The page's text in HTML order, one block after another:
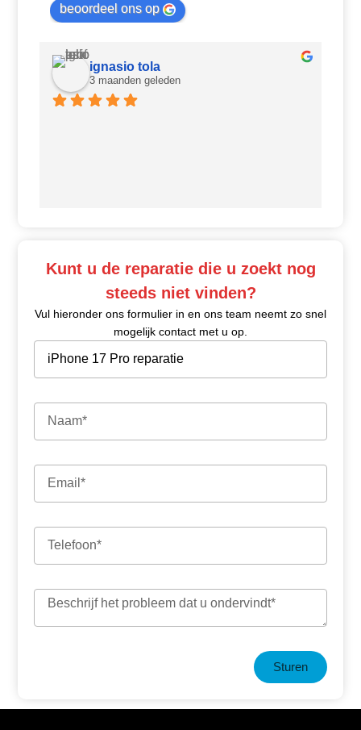
beoordeel ons op
ignasio tola
3 maanden geleden
Kunt u de reparatie die u zoekt nog
steeds niet vinden?
Vul hieronder ons formulier in en ons team neemt zo snel
mogelijk contact met u op.
Sturen